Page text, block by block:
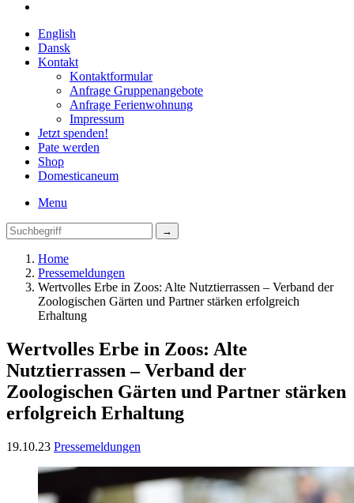
English
Dansk
Kontakt
Kontaktformular
Anfrage Gruppenangebote
Anfrage Ferienwohnung
Impressum
Jetzt spenden!
Pate werden
Shop
Domesticaneum
Menu
Home
Pressemeldungen
Wertvolles Erbe in Zoos: Alte Nutztierrassen – Verband der
Zoologischen Gärten und Partner stärken erfolgreich
Erhaltung
Wertvolles Erbe in Zoos: Alte
Nutztierrassen – Verband der
Zoologischen Gärten und Partner stärken
erfolgreich Erhaltung
19.10.23 Pressemeldungen